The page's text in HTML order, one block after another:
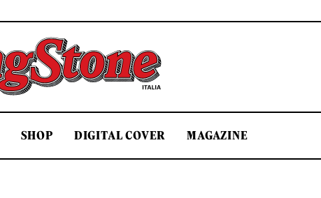
Rolling Stone Italia
SHOP DIGITAL COVER MAGAZINE